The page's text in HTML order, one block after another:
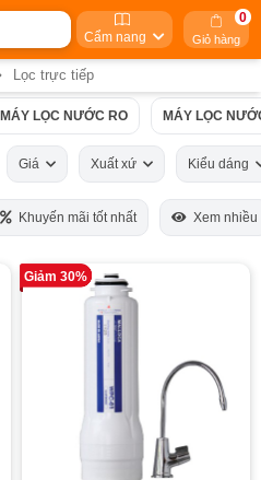
Cẩm nang Giỏ hàng
0
Lọc trực tiếp
MÁY LỌC NƯỚC RO MÁY LỌC
Giá Xuất xứ Kiểu dáng
Khuyến mãi tốt nhất Xem nhiều
Giảm 30%